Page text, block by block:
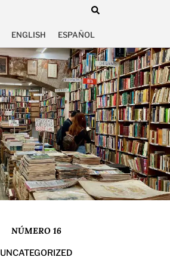
ENGLISH ESPAÑOL
NÚMERO 16
UNCATEGORIZED